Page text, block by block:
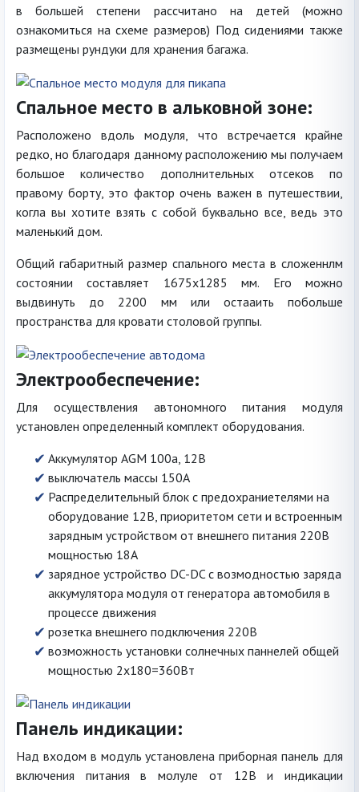
в большей степени рассчитано на детей (можно
ознакомиться на схеме размеров) Под сидениями также
размещены рундуки для хранения багажа.
Спальное место в альковной зоне:
Расположено вдоль модуля, что встречается крайне
редко, но благодаря данному расположению мы получаем
большое количество дополнительных отсеков по
правому борту, это фактор очень важен в путешествии,
когла вы хотите взять с собой буквально все, ведь это
маленький дом.
Общий габаритный размер спального места в сложеннлм
состоянии составляет 1675х1285 мм. Его можно
выдвинуть до 2200 мм или остааить побольше
пространства для кровати столовой группы.
Электрообеспечение:
Для осуществления автономного питания модуля
установлен определенный комплект оборудования.
Аккумулятор AGM 100a, 12В
выключатель массы 150А
Распределительный блок с предохраниетелями на
оборудование 12В, приоритетом сети и встроенным
зарядным устройством от внешнего питания 220В
мощностью 18А
зарядное устройство DC-DC с возмодностью заряда
аккумулятора модуля от генератора автомобиля в
процессе движения
розетка внешнего подключения 220В
возможность установки солнечных паннелей общей
мощностью 2х180=360Вт
Панель индикации:
Над входом в модуль установлена приборная панель для
включения питания в молуле от 12В и индикации